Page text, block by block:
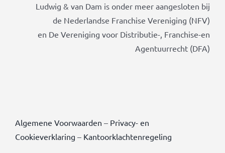
Ludwig & van Dam is onder meer aangesloten bij
de Nederlandse Franchise Vereniging (NFV)
en De Vereniging voor Distributie-, Franchise-en
Agentuurrecht (DFA)
Algemene Voorwaarden – Privacy- en
Cookieverklaring – Kantoorklachtenregeling